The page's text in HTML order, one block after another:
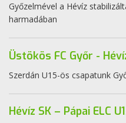
Győzelmével a Hévíz
harmadában
Üstökös FC Győr -
Szerdán U15-ös csapatunk
Hévíz SK – Pápai ELC